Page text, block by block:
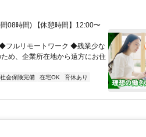
08時間) 【休憩時間】12:00〜
◆フルリモートワーク ◆残業少な
め、企業所在地から遠方にお住
社会保険完備 在宅OK
育休あり